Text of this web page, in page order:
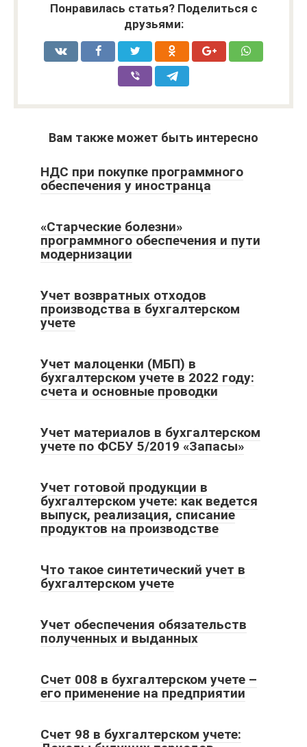
Понравилась статья? Поделиться с
друзьями:
Вам также может быть интересно
НДС при покупке программного
обеспечения у иностранца
«Старческие болезни»
программного обеспечения и пути
модернизации
Учет возвратных отходов
производства в бухгалтерском
учете
Учет малоценки (МБП) в
бухгалтерском учете в 2022 году:
счета и основные проводки
Учет материалов в бухгалтерском
учете по ФСБУ 5/2019 «Запасы»
Учет готовой продукции в
бухгалтерском учете: как ведется
выпуск, реализация, списание
продуктов на производстве
Что такое синтетический учет в
бухгалтерском учете
Учет обеспечения обязательств
полученных и выданных
Счет 008 в бухгалтерском учете –
его применение на предприятии
Счет 98 в бухгалтерском учете: